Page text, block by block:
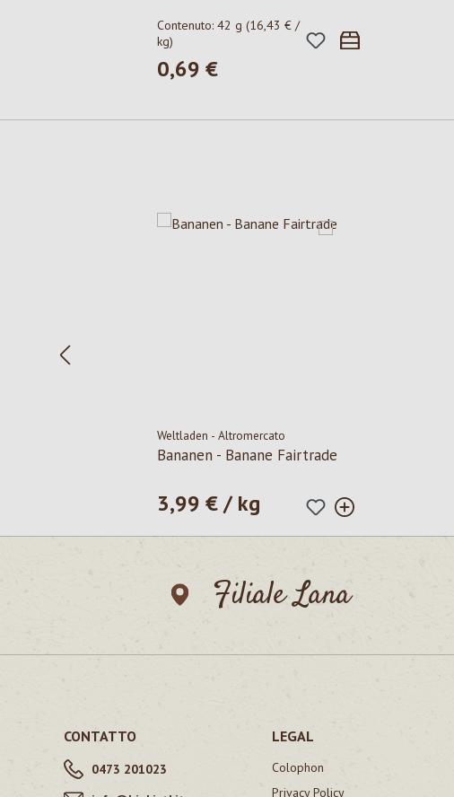
Contenuto:42 g(16,43 € /
kg)
Prezzo normale:
0,69 €
Weltladen - Altromercato
Bananen - Banane Fairtrade
Prezzo normale:
3,99 € / kg
Filiale Lana
CONTATTO
0473 201023
LEGAL
Colophon
Privacy Policy